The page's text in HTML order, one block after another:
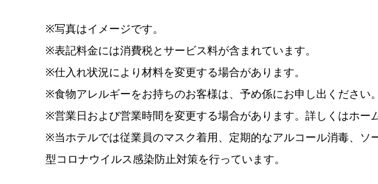
※写真はイメージです。
※表記料金には消費税とサービス料が含まれています。
※仕入れ状況により材料を変更する場合があります。
※食物アレルギーをお持ちのお客様は、予め係にお申し出ください。
※営業日および営業時間を変更する場合があります。詳しくはホー
※当ホテルでは従業員のマスク着用、定期的なアルコール消毒、ソ
型コロナウイルス感染防止対策を行っています。